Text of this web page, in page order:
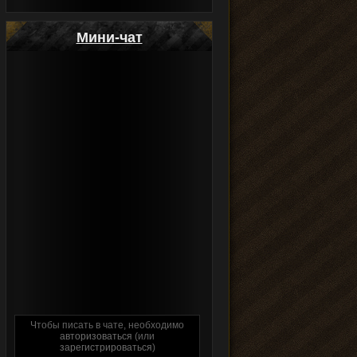
Мини-чат
Чтобы писать в чате, необходимо
авторизоваться (или
зарегистрироваться)